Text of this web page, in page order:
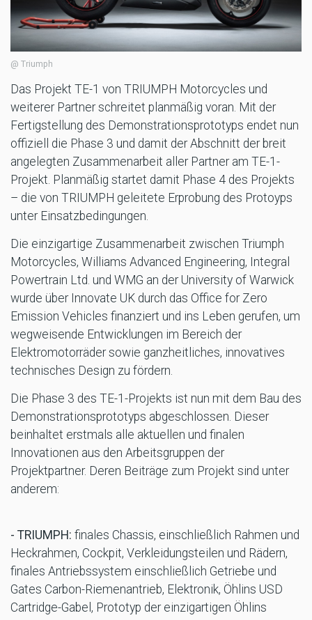
@ Triumph
Das Projekt TE-1 von TRIUMPH Motorcycles und
weiterer Partner schreitet planmäßig voran. Mit der
Fertigstellung des Demonstrationsprototyps endet nun
offiziell die Phase 3 und damit der Abschnitt der breit
angelegten Zusammenarbeit aller Partner am TE-1-
Projekt. Planmäßig startet damit Phase 4 des Projekts
– die von TRIUMPH geleitete Erprobung des Protoyps
unter Einsatzbedingungen.
Die einzigartige Zusammenarbeit zwischen Triumph
Motorcycles, Williams Advanced Engineering, Integral
Powertrain Ltd. und WMG an der University of Warwick
wurde über Innovate UK durch das Office for Zero
Emission Vehicles finanziert und ins Leben gerufen, um
wegweisende Entwicklungen im Bereich der
Elektromotorräder sowie ganzheitliches, innovatives
technisches Design zu fördern.
Die Phase 3 des TE-1-Projekts ist nun mit dem Bau des
Demonstrationsprototyps abgeschlossen. Dieser
beinhaltet erstmals alle aktuellen und finalen
Innovationen aus den Arbeitsgruppen der
Projektpartner. Deren Beiträge zum Projekt sind unter
anderem:
- TRIUMPH: finales Chassis, einschließlich Rahmen und
Heckrahmen, Cockpit, Verkleidungsteilen und Rädern,
finales Antriebssystem einschließlich Getriebe und
Gates Carbon-Riemenantrieb, Elektronik, Öhlins USD
Cartridge-Gabel, Prototyp der einzigartigen Öhlins